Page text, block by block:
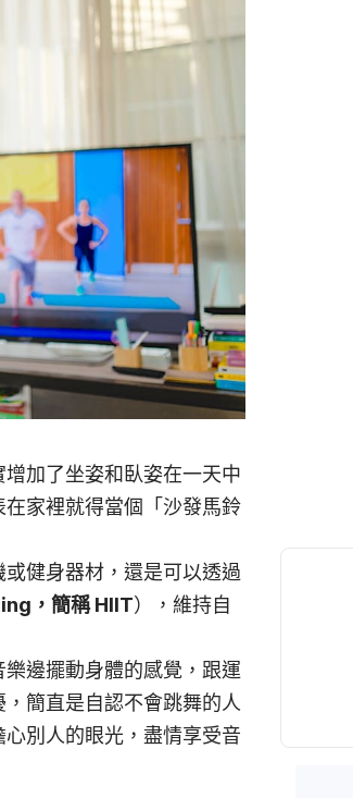
增加了坐姿和臥姿在一天中
家裡就得當個「沙發馬鈴
健身器材，還是可以透過
，簡稱 HIIT），維持自
邊擺動身體的感覺，跟運
簡直是自認不會跳舞的人
別人的眼光，盡情享受音